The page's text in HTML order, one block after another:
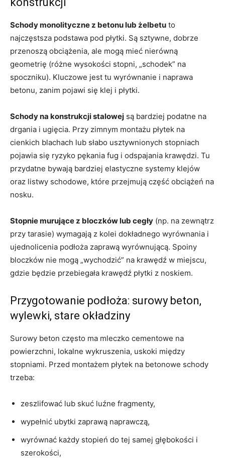
Schody monolityczne z betonu lub żelbetu to
najczęstsza podstawa pod płytki. Są sztywne, dobrze
przenoszą obciążenia, ale mogą mieć nierówną
geometrię (różne wysokości stopni, „schodek” na
spoczniku). Kluczowe jest tu wyrównanie i naprawa
betonu, zanim pojawi się klej i płytki.
Schody na konstrukcji stalowej są bardziej podatne na
drgania i ugięcia. Przy zimnym montażu płytek na
cienkich blachach lub słabo usztywnionych stopniach
pojawia się ryzyko pękania fug i odspajania krawędzi. Tu
przydatne bywają bardziej elastyczne systemy klejów
oraz listwy schodowe, które przejmują część obciążeń na
nosku.
Stopnie murujące z bloczków lub cegły (np. na zewnątrz
przy tarasie) wymagają z kolei dokładnego wyrównania i
ujednolicenia podłoża zaprawą wyrównującą. Spoiny
bloczków nie mogą „wychodzić” na krawędź w miejscu,
gdzie będzie przebiegała krawędź płytki z noskiem.
Przygotowanie podłoża: surowy beton,
wylewki, stare okładziny
Surowy beton często ma mleczko cementowe na
powierzchni, lokalne wykruszenia, uskoki między
stopniami. Przed montażem płytek na betonowe schody
trzeba:
zeszlifować lub skuć luźne fragmenty,
wypełnić ubytki zaprawą naprawczą,
wyrównać każdy stopień do tej samej głębokości i
szerokości,